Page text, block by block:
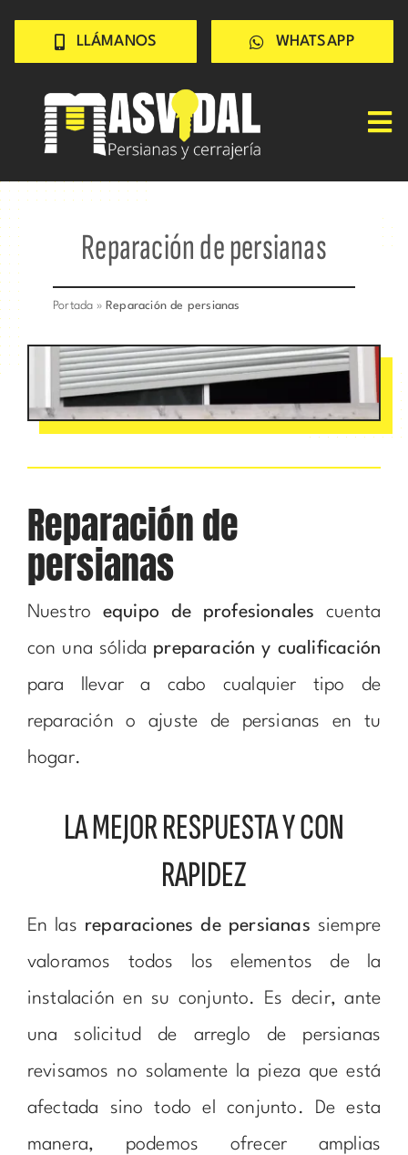
Saltar
contenido
LLÁMANOS WHATSAPP
Inicio
CERRAJERÍA
TRABAJOS
CONÓCENOS
Contacto rápido
Reparación de persianas
Portada » Reparación de persianas
Reparación de
persianas
Nuestro equipo de profesionales cuenta
con una sólida preparación y cualificación
para llevar a cabo cualquier tipo de
reparación o ajuste de persianas en tu
hogar.
LA MEJOR RESPUESTA Y CON
RAPIDEZ
En las reparaciones de persianas siempre
valoramos todos los elementos de la
instalación en su conjunto. Es decir, ante
una solicitud de arreglo de persianas
revisamos no solamente la pieza que está
afectada sino todo el conjunto. De esta
manera, podemos ofrecer amplias